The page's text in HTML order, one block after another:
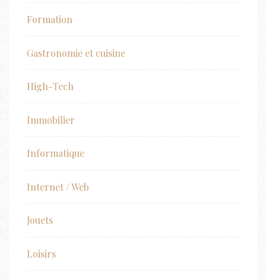
Formation
Gastronomie et cuisine
High-Tech
Immobilier
Informatique
Internet / Web
Jouets
Loisirs